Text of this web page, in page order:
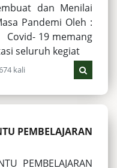
dan Menilai
Pandemi Oleh :
Covid- 19 memang
seluruh kegiat
kali
PEMBELAJARAN
PEMBELAJARAN